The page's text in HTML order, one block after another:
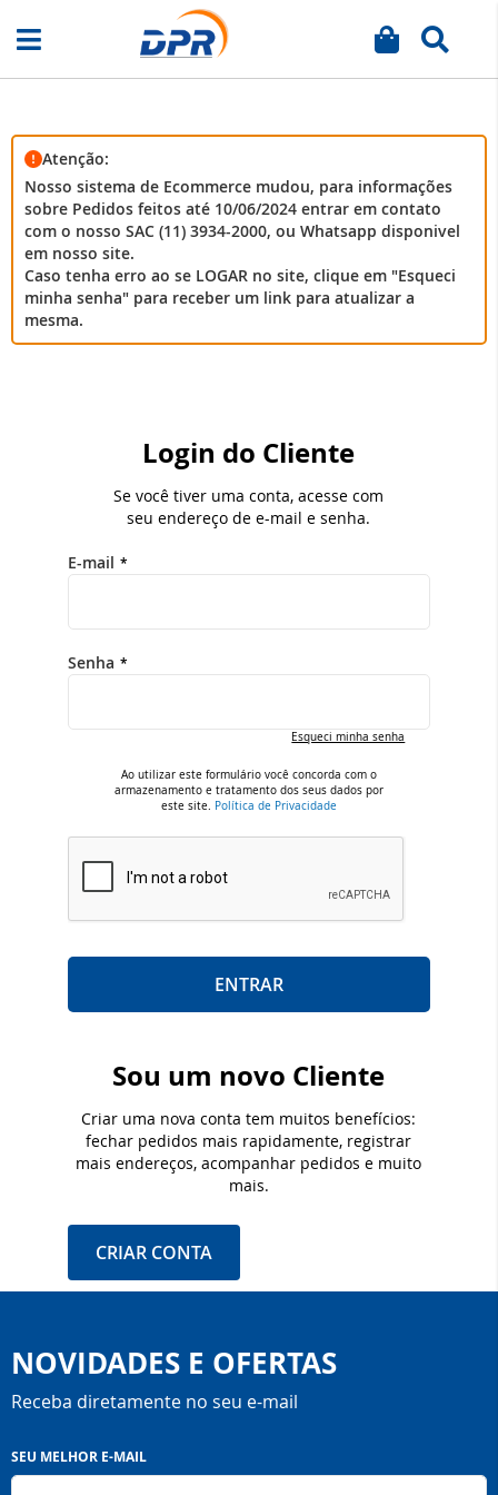
Pular
Meu
Atenção:
Nosso sistema de Ecommerce mudou, para informações
sobre Pedidos feitos até 10/06/2024 entrar em contato
com o nosso SAC (11) 3934-2000, ou Whatsapp disponivel
em nosso site.
Caso tenha erro ao se LOGAR no site, clique em "Esqueci
minha senha" para receber um link para atualizar a
mesma.
Login do Cliente
Se você tiver uma conta, acesse com
seu endereço de e-mail e senha.
E-mail
Senha
Esqueci minha senha
Ao utilizar este formulário você concorda com o
armazenamento e tratamento dos seus dados por
este site. Política de Privacidade
ENTRAR
Sou um novo Cliente
Criar uma nova conta tem muitos benefícios:
fechar pedidos mais rapidamente, registrar
mais endereços, acompanhar pedidos e muito
mais.
CRIAR CONTA
NOVIDADES E OFERTAS
Receba diretamente no seu e-mail
Inscreva-
se
SEU MELHOR E-MAIL